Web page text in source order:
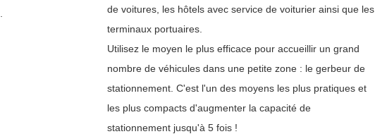
de voitures, les hôtels avec service de voiturier ainsi que les
terminaux portuaires.
Utilisez le moyen le plus efficace pour accueillir un grand
nombre de véhicules dans une petite zone : le gerbeur de
stationnement. C'est l'un des moyens les plus pratiques et
les plus compacts d'augmenter la capacité de
stationnement jusqu'à 5 fois !